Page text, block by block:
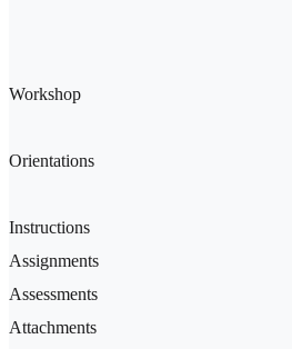
Workshop
Orientations
Instructions
Assignments
Assessments
Attachments